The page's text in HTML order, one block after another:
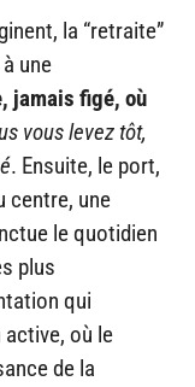
la “retraite”
une
jamais figé, où
vous levez tôt,
. Ensuite, le port,
centre, une
le quotidien
plus
qui
où le
de la